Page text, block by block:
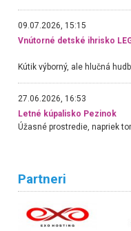
09.07.2026, 15:15
Vnútorné detské ihrisko
27.06.2026, 16:53
Letné kúpalisko Pezinok
Partneri